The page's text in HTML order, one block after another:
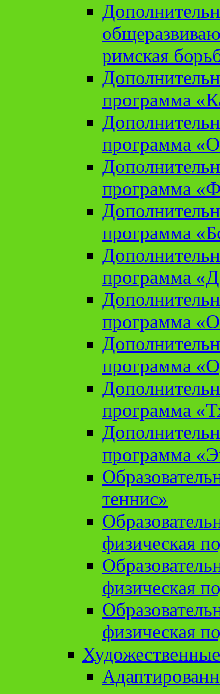
римская
программа
программа
программа
программа
программа
программа
программа
программа
программа
теннис»
физическая
физическая
физическая
Художественные